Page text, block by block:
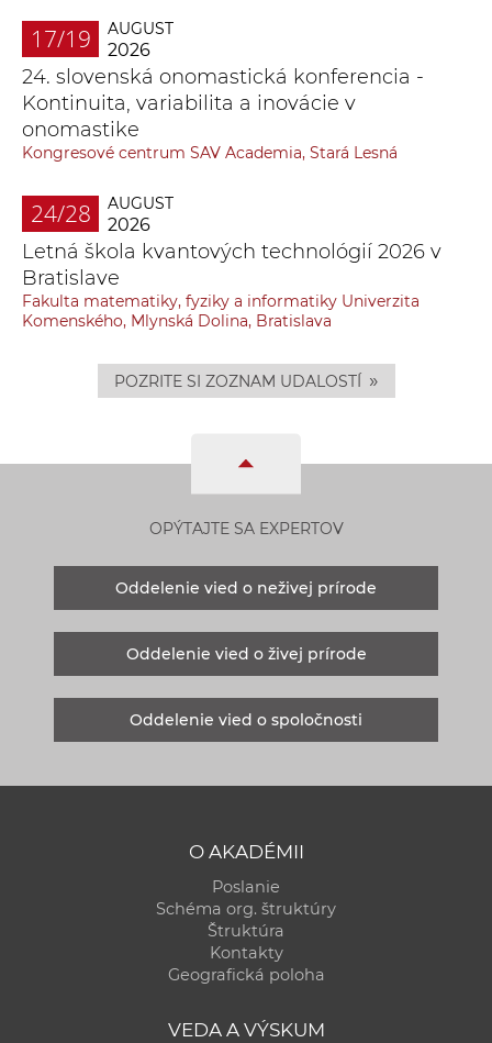
17/19 AUGUST
2026
24. slovenská onomastická konferencia -
Kontinuita, variabilita a inovácie v
onomastike
Kongresové centrum SAV Academia, Stará Lesná
24/28 AUGUST
2026
Letná škola kvantových technológií 2026 v
Bratislave
Fakulta matematiky, fyziky a informatiky Univerzita
Komenského, Mlynská Dolina, Bratislava
POZRITE SI ZOZNAM UDALOSTÍ »
OPÝTAJTE SA EXPERTOV
Oddelenie vied o neživej prírode
Oddelenie vied o živej prírode
Oddelenie vied o spoločnosti
O AKADÉMII
Poslanie
Schéma org. štruktúry
Štruktúra
Kontakty
Geografická poloha
VEDA A VÝSKUM